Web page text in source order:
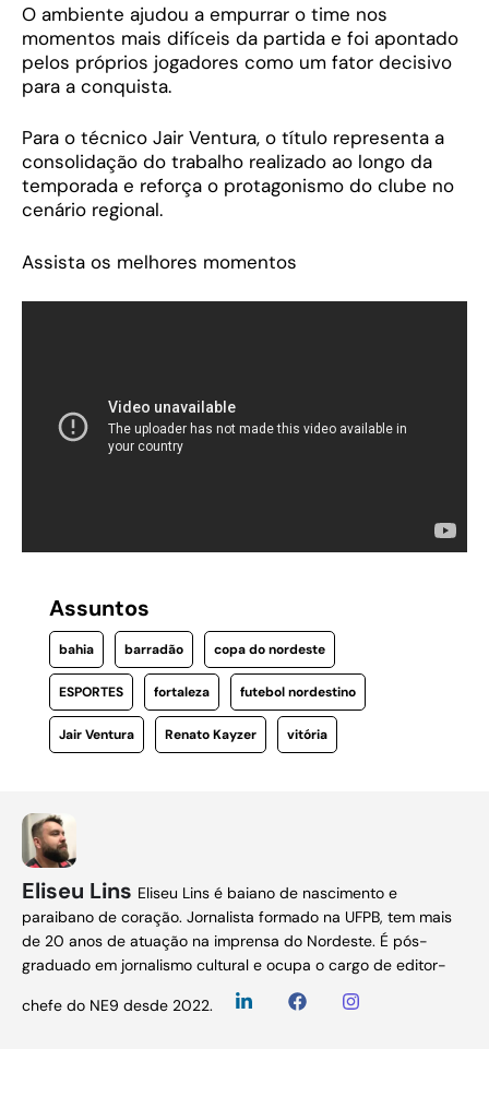
O ambiente ajudou a empurrar o time nos
momentos mais difíceis da partida e foi apontado
pelos próprios jogadores como um fator decisivo
para a conquista.
Para o técnico Jair Ventura, o título representa a
consolidação do trabalho realizado ao longo da
temporada e reforça o protagonismo do clube no
cenário regional.
Assista os melhores momentos
Assuntos
bahia barradão copa do nordeste
ESPORTES fortaleza futebol nordestino
Jair Ventura Renato Kayzer vitória
Eliseu Lins Eliseu Lins é baiano de nascimento e
paraibano de coração. Jornalista formado na UFPB, tem mais
de 20 anos de atuação na imprensa do Nordeste. É pós-
graduado em jornalismo cultural e ocupa o cargo de editor-
chefe do NE9 desde 2022.